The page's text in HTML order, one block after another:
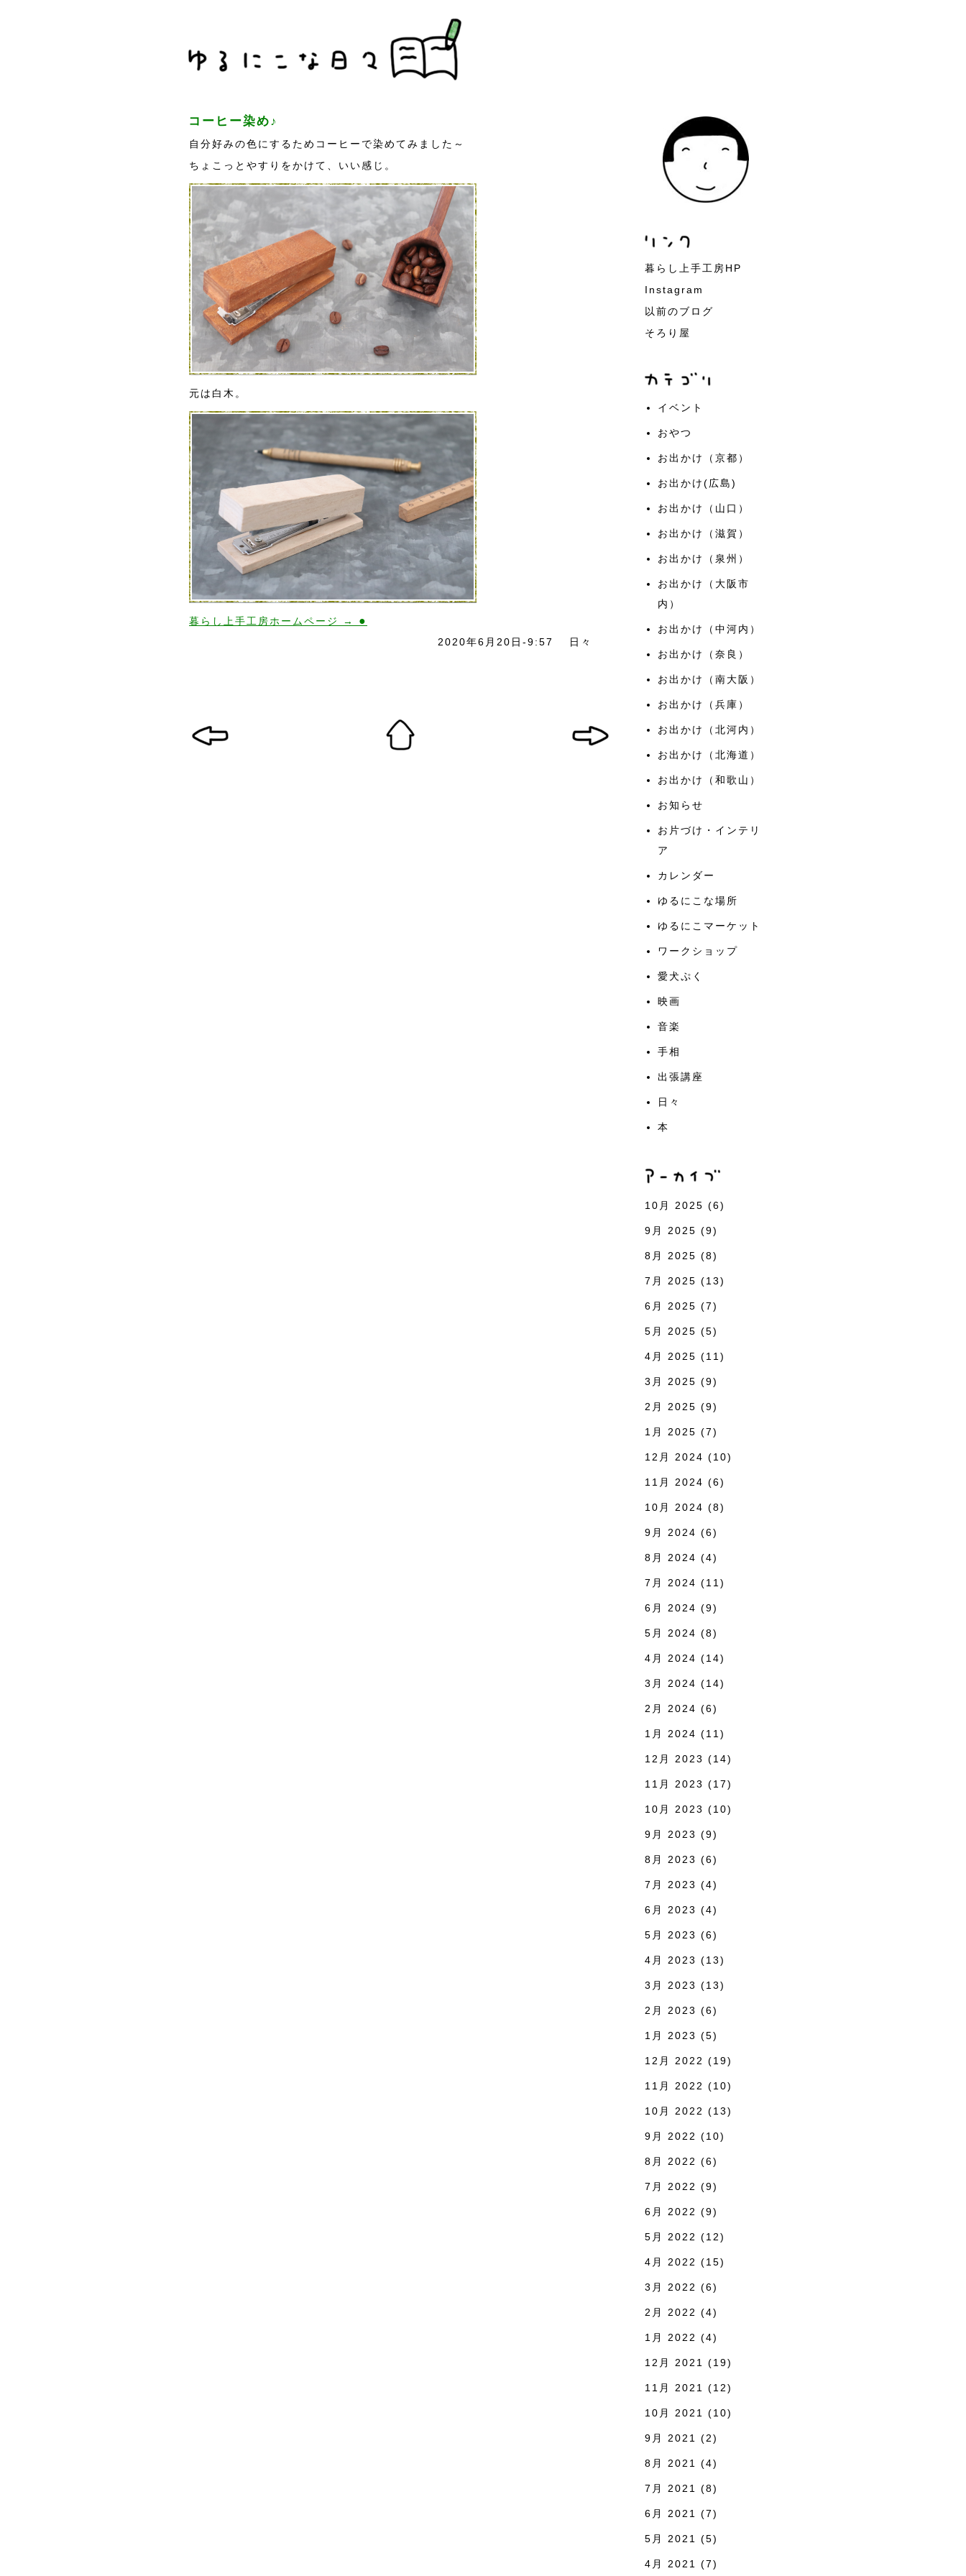
コーヒー染め♪
自分好みの色にするためコーヒーで染めてみました～
ちょこっとやすりをかけて、いい感じ。
元は白木。
暮らし上手工房ホームページ → ●
2020年6月20日-9:57 日々
暮らし上手工房HP
Instagram
以前のブログ
そろり屋
イベント
おやつ
お出かけ（京都）
お出かけ(広島)
お出かけ（山口）
お出かけ（滋賀）
お出かけ（泉州）
お出かけ（大阪市
内）
お出かけ（中河内）
お出かけ（奈良）
お出かけ（南大阪）
お出かけ（兵庫）
お出かけ（北河内）
お出かけ（北海道）
お出かけ（和歌山）
お知らせ
お片づけ・インテリ
ア
カレンダー
ゆるにこな場所
ゆるにこマーケット
ワークショップ
愛犬ぷく
映画
音楽
手相
出張講座
日々
本
10月 2025 (6)
9月 2025 (9)
8月 2025 (8)
7月 2025 (13)
6月 2025 (7)
5月 2025 (5)
4月 2025 (11)
3月 2025 (9)
2月 2025 (9)
1月 2025 (7)
12月 2024 (10)
11月 2024 (6)
10月 2024 (8)
9月 2024 (6)
8月 2024 (4)
7月 2024 (11)
6月 2024 (9)
5月 2024 (8)
4月 2024 (14)
3月 2024 (14)
2月 2024 (6)
1月 2024 (11)
12月 2023 (14)
11月 2023 (17)
10月 2023 (10)
9月 2023 (9)
8月 2023 (6)
7月 2023 (4)
6月 2023 (4)
5月 2023 (6)
4月 2023 (13)
3月 2023 (13)
2月 2023 (6)
1月 2023 (5)
12月 2022 (19)
11月 2022 (10)
10月 2022 (13)
9月 2022 (10)
8月 2022 (6)
7月 2022 (9)
6月 2022 (9)
5月 2022 (12)
4月 2022 (15)
3月 2022 (6)
2月 2022 (4)
1月 2022 (4)
12月 2021 (19)
11月 2021 (12)
10月 2021 (10)
9月 2021 (2)
8月 2021 (4)
7月 2021 (8)
6月 2021 (7)
5月 2021 (5)
4月 2021 (7)